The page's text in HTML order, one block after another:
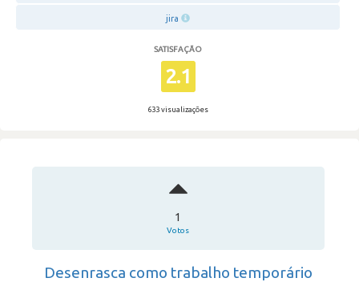
jira
SATISFAÇÃO
2.1
633 visualizações
1
Votos
Desenrasca como trabalho temporário